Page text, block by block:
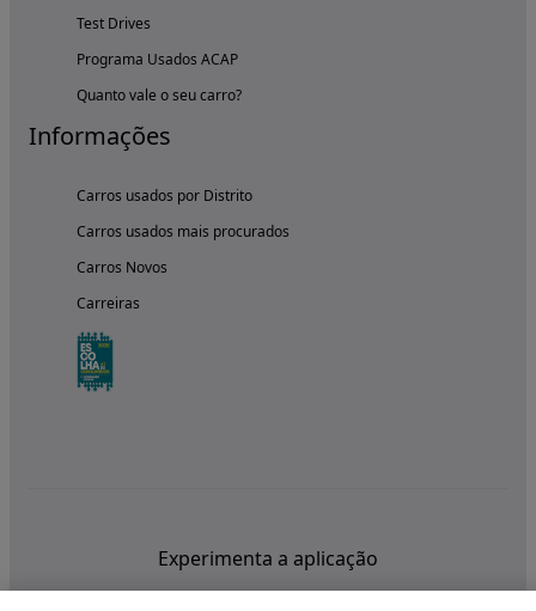
Test Drives
Programa Usados ACAP
Quanto vale o seu carro?
Informações
Carros usados por Distrito
Carros usados mais procurados
Carros Novos
Carreiras
Experimenta a aplicação